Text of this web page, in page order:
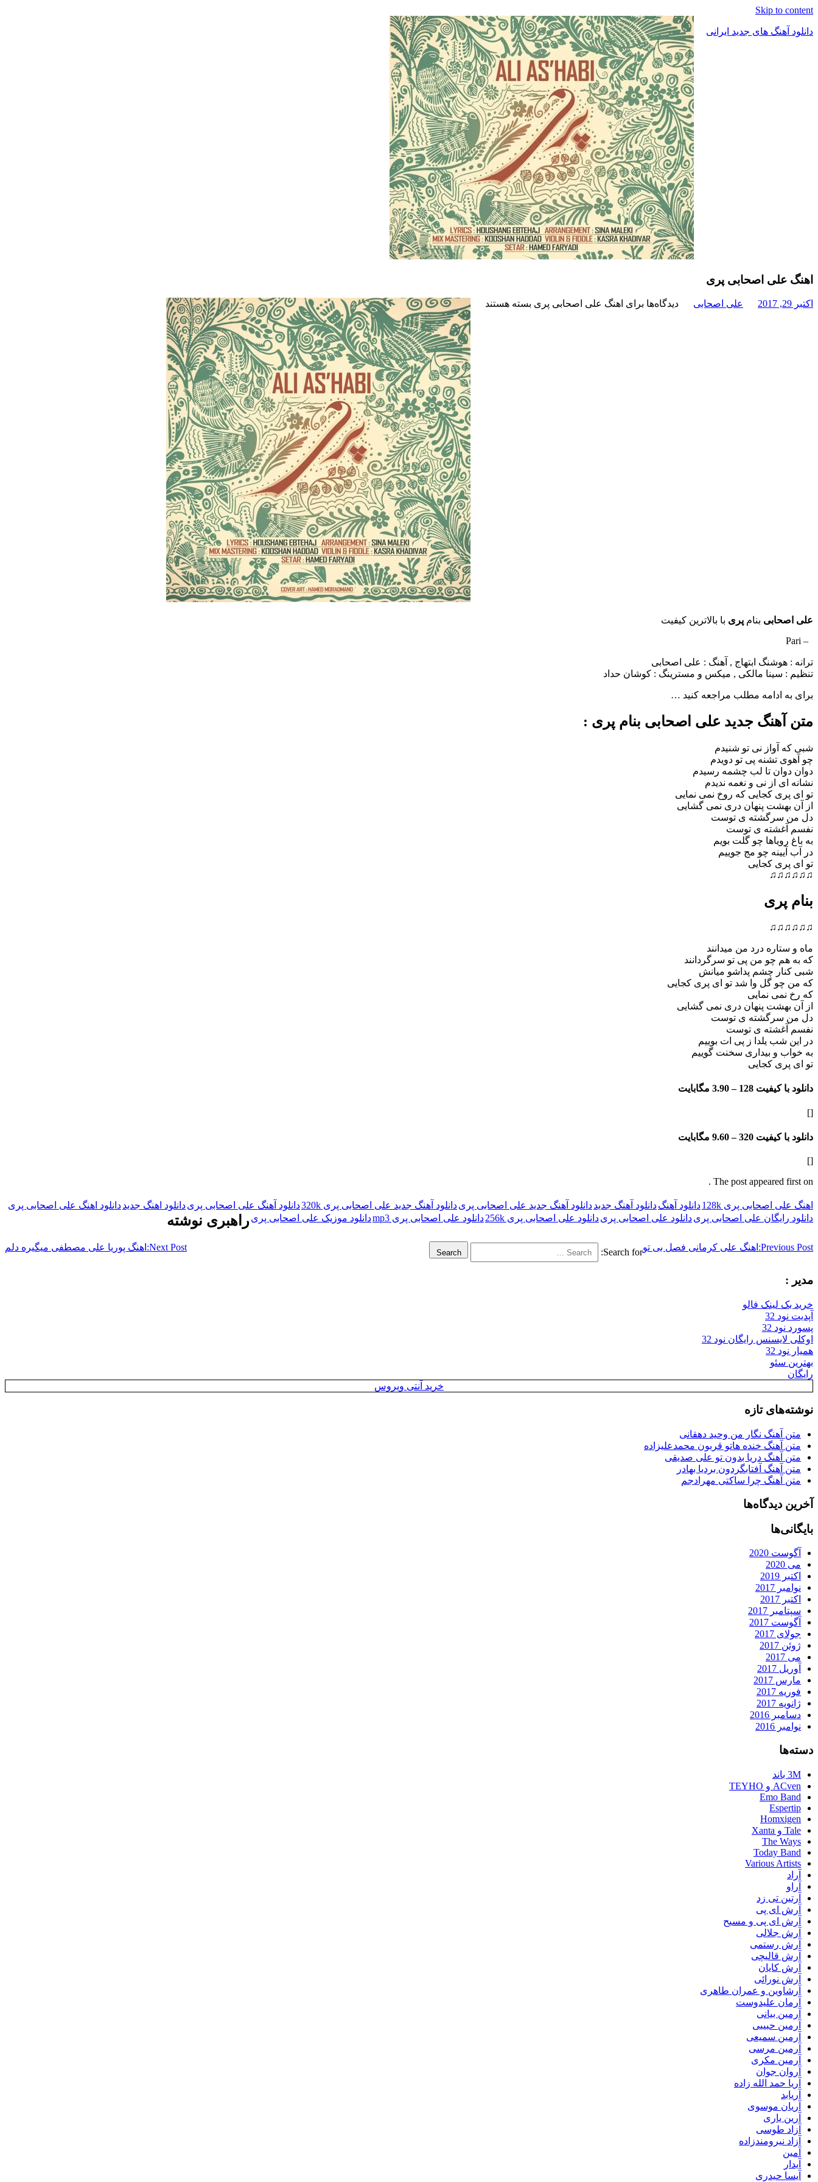
Skip to content
دانلود آهنگ های جدید ایرانی
اهنگ علی اصحابی پری
اکتبر 29, 2017 علی اصحابی دیدگاه‌ها برای اهنگ علی اصحابی پری بسته هستند
علی اصحابی بنام پری با بالاترین کیفیت
– Pari
ترانه : هوشنگ ابتهاج , آهنگ : علی اصحابی
تنظیم : سینا مالکی , میکس و مسترینگ : کوشان حداد
برای به ادامه مطلب مراجعه کنید …
متن آهنگ جدید علی اصحابی بنام پری :
شبی که آواز نی تو شنیدم
چو آهوی تشنه پی تو دویدم
دوان دوان تا لب چشمه رسیدم
نشانه ای از نی و نغمه ندیدم
تو ای پری کجایی که روخ نمی نمایی
از آن بهشت پنهان دری نمی گشایی
دل من سرگشته ی توست
نفسم آغشته ی توست
به باغ رویاها چو گلت بویم
در آب آیینه چو مج جوییم
تو ای پری کجایی
♫♫♫♫♫♫
بنام پری
♫♫♫♫♫♫
ماه و ستاره درد من میدانند
که به هم چو من پی تو سرگردانند
شبی کنار چشم پداشو میانش
که من چو گل وا شد تو ای پری کجایی
که رخ نمی نمایی
از آن بهشت پنهان دری نمی گشایی
دل من سرگشته ی توست
نفسم آغشته ی توست
در این شب یلدا ز پی ات بوییم
به خواب و بیداری سخنت گوییم
تو ای پری کجایی
دانلود با کیفیت 128 – 3.90 مگابایت
[]
دانلود با کیفیت 320 – 9.60 مگابایت
[]
The post appeared first on .
اهنگ علی اصحابی پری 128k دانلود آهنگدانلود آهنگ جدیددانلود آهنگ جدید علی اصحابی پریدانلود آهنگ جدید علی اصحابی پری 320k دانلود آهنگ علی اصحابی پریدانلود اهنگ جدیددانلود اهنگ علی اصحابی پری
دانلود رایگان علی اصحابی پریدانلود علی اصحابی پریدانلود علی اصحابی پری 256k دانلود علی اصحابی پری mp3 دانلود موزیک علی اصحابی پریراهبری نوشته
Previous Post: اهنگ علی کرمانی فصل بی تو Next Post: اهنگ پوریا علی مصطفی میگیره دلم Search for:
Search
مدیر :
خرید بک لینک فالو
آپدیت نود 32
پسورد نود 32
اوکلی لایسنس رایگان نود 32
همیار نود 32
بهترین سئو
رایگان
خرید آنتی ویروس
نوشته‌های تازه
متن آهنگ نگار من وحید دهقانی
متن آهنگ خنده هاتو قربون محمدعلیزاده
متن آهنگ دریا بدون تو علی صدیقی
متن آهنگ آفتابگردون بردیا بهادر
متن آهنگ چرا ساکتی مهرادجم
آخرین دیدگاه‌ها
بایگانی‌ها
آگوست 2020
می 2020
اکتبر 2019
نوامبر 2017
اکتبر 2017
سپتامبر 2017
آگوست 2017
جولای 2017
ژوئن 2017
می 2017
آوریل 2017
مارس 2017
فوریه 2017
ژانویه 2017
دسامبر 2016
نوامبر 2016
دسته‌ها
3M باند
ACven و TEYHO
Emo Band
Espertip
Homxigen
Tale و Xanta
The Ways
Today Band
Various Artists
آراد
آراو
آرتین تی زد
آرش ای پی
آرش ای پی و مسیح
آرش جلالی
آرش رستمی
آرش قالیچی
آرش کایان
آرش نورائی
آرشاوین و عمران طاهری
آرمان علیدوست
آرمین بیانی
آرمین حبیبی
آرمین سمیعی
آرمین مرسی
آرمین مکری
آروان جوان
آریا حمد الله زاده
آریابد
آریان موسوی
آرین یاری
آزاد طوسی
آزاد نیرومندزاده
آمین
آیدار
آیسا حیدری